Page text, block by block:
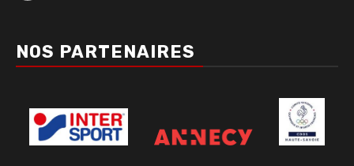
NOS PARTENAIRES